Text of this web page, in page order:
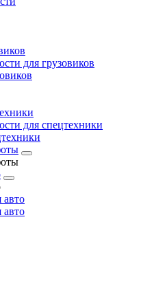
для грузовиков
для спецтехники
авто
авто